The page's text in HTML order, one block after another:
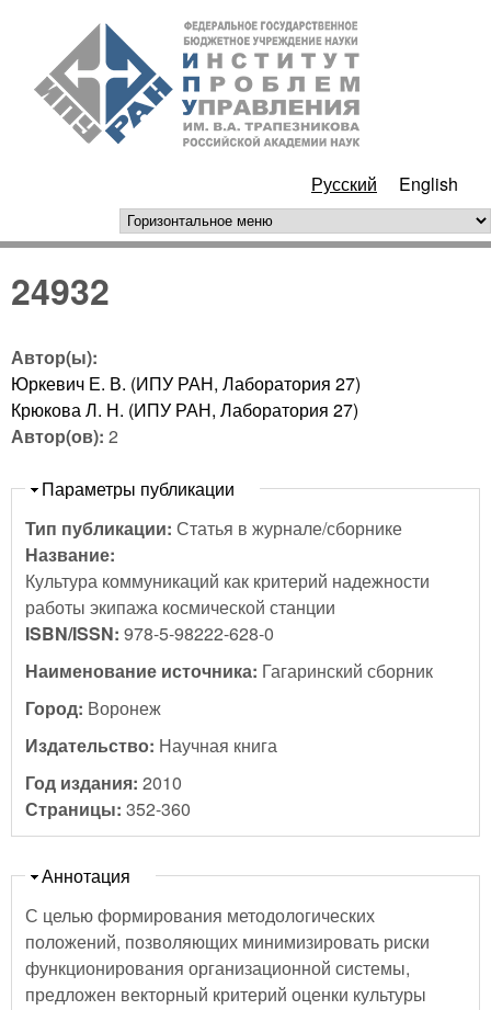
Перейти к основному
содержанию
РАН
Русский English
горизонтальное меню
24932
Автор(ы):
Юркевич Е. В. (ИПУ РАН, Лаборатория 27)
Крюкова Л. Н. (ИПУ РАН, Лаборатория 27)
Автор(ов): 2
Скрыть
Параметры публикации
Тип публикации: Статья в журнале/сборнике
Название:
Культура коммуникаций как критерий надежности
работы экипажа космической станции
ISBN/ISSN: 978-5-98222-628-0
Наименование источника: Гагаринский сборник
Город: Воронеж
Издательство: Научная книга
Год издания: 2010
Страницы: 352-360
Скрыть
Аннотация
С целью формирования методологических
положений, позволяющих минимизировать риски
функционирования организационной системы,
предложен векторный критерий оценки культуры